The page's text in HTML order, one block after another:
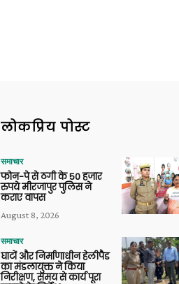
लोकप्रिय पोस्ट
समाचार
फोन-पे से ठगी के 50 हजार
रुपये मीरजापुर पुलिस ने
कराए वापस
August 8, 2026
समाचार
घाटों और निर्माणाधीन हेलीपैड
का मंडलायुक्त ने किया
निरीक्षण, समय से कार्य पूरा